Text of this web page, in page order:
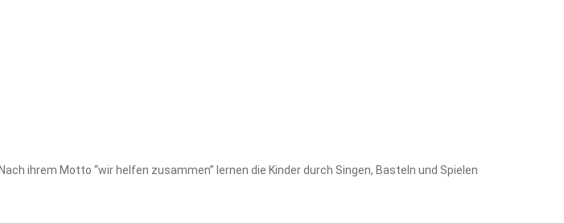
ihrem Motto “wir helfen zusammen” lernen die Kinder durch Singen, Basteln und Spielen